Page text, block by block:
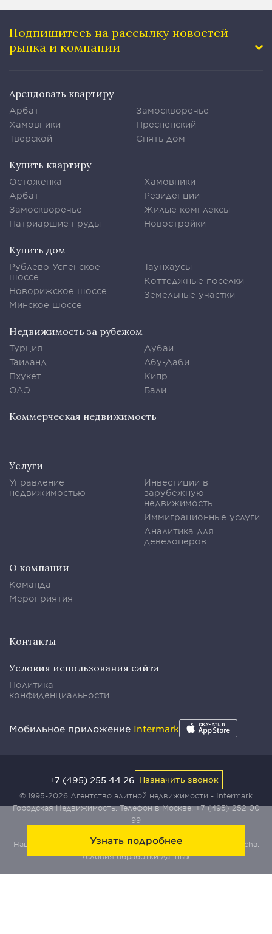
Узнать подробнее
Подпишитесь на рассылку новостей
рынка и компании
Арендовать квартиру
Арбат
Хамовники
Тверской
Замоскворечье
Пресненский
Снять дом
Купить квартиру
Остоженка
Арбат
Замоскворечье
Патриаршие пруды
Хамовники
Резиденции
Жилые комплексы
Новостройки
Купить дом
Рублево-Успенское
шоссе
Новорижское шоссе
Минское шоссе
Таунхаусы
Коттеджные поселки
Земельные участки
Недвижимость за рубежом
Турция
Таиланд
Пхукет
ОАЭ
Дубаи
Абу-Даби
Кипр
Бали
Коммерческая недвижимость
Услуги
Управление
недвижимостью
Инвестиции в
зарубежную
недвижимость
Иммиграционные услуги
Аналитика для
девелоперов
О компании
Команда
Мероприятия
Контакты
Условия использования сайта
Политика
конфиденциальности
Мобильное приложение Intermark
© 1995-2026 Агентство элитной недвижимости - Intermark
Городская Недвижимость. Телефон в Москве:+7 (495) 252 00
99
Наш сайт защищен с помощью сервиса Yandex SmartCaptcha:
Условия обработки данных.
+7 (495) 255 44 26 Назначить звонок